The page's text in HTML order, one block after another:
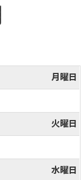
月曜日
火曜日
水曜日